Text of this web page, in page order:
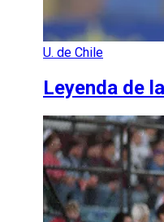
U. de Chile
Leyenda de